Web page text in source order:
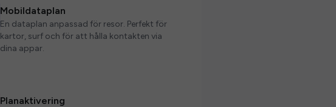
Mobildataplan
En dataplan anpassad för resor. Perfekt för
kartor, surf och för att hålla kontakten via
dina appar.
Planaktivering